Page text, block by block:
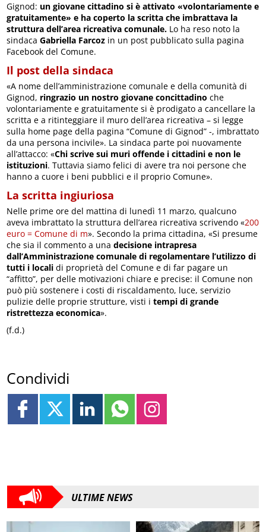
Gignod: un giovane cittadino si è attivato «volontariamente e
gratuitamente» e ha coperto la scritta che imbrattava la
struttura dell’area ricreativa comunale. Lo ha reso noto la
sindacaGabriella Farcoz in un post pubblicato sulla pagina
Facebook del Comune.
Il post della sindaca
«A nome dell’amministrazione comunale e della comunità di
Gignod, ringrazio un nostro giovane concittadino che
volontariamente e gratuitamente si è prodigato a cancellare la
scritta e a ritinteggiare il muro dell’area ricreativa – si legge
sulla home page della pagina “Comune di Gignod” -, imbrattato
da una persona incivile». La sindaca parte poi nuovamente
all’attacco: «Chi scrive sui muri offende i cittadini e non le
istituzioni. Tuttavia siamo felici di avere tra noi persone che
hanno a cuore i beni pubblici e il proprio Comune».
La scritta ingiuriosa
Nelle prime ore del mattina di lunedì 11 marzo, qualcuno
aveva imbrattato la struttura dell’area ricreativa scrivendo «200
euro = Comune di m». Secondo la prima cittadina, «Si presume
che sia il commento a unadecisione intrapresa
dall’Amministrazione comunale di regolamentare l’utilizzo di
tutti i locali di proprietà del Comune e di far pagare un
“affitto”, per delle motivazioni chiare e precise: il Comune non
può più sostenere i costi di riscaldamento, luce, servizio
pulizie delle proprie strutture, visti itempi di grande
ristrettezza economica».
(f.d.)
Condividi
ULTIME NEWS